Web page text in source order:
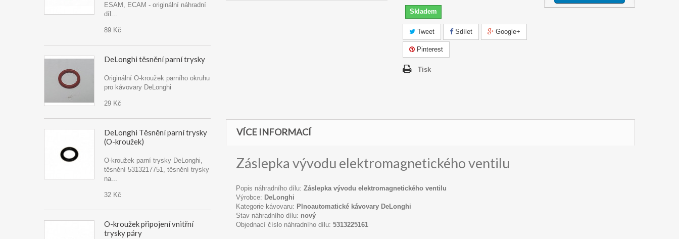
ESAM, ECAM - originální náhradní
díl...
89 Kč
DeLonghi těsnění parní trysky
Originální O-kroužek parního okruhu
pro kávovary DeLonghi
29 Kč
DeLonghi Těsnění parní trysky
(O-kroužek)
O-kroužek parní trysky DeLonghi,
těsnění 5313217751, těsnění trysky
na...
32 Kč
O-kroužek připojení vnitřní
trysky páry
Skladem
Tweet Sdílet Google+
Pinterest
Tisk
VÍCE INFORMACÍ
Záslepka vývodu elektromagnetického ventilu
Popis náhradního dílu: Záslepka vývodu elektromagnetického ventilu
Výrobce: DeLonghi
Kategorie kávovaru: Plnoautomatické kávovary DeLonghi
Stav náhradního dílu: nový
Objednací číslo náhradního dílu: 5313225161